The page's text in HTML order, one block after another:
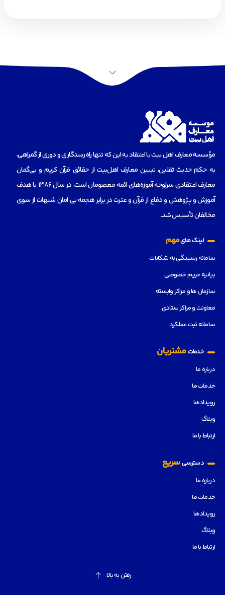
مؤسسه‌ معارف اهل بیت با اعتقاد به این که تنها راه رستگاری و دوری از گمراهی،
به حکم حدیث ثقلین، تبیین معارف اهل‌بیت از حقائق قرآن کریم و بی‌گمان
معارف اعتقادی سرلوحه آموزه‌های ائمه معصومان است، در سال 1386 با هدف
آموزش و پژوهش و دفاع از قرآن و عترت در برابر هجمه بی امان شبهات از سوی
مخالفان تأسیس شد.
لینک هایمهم
سامانه رسیدگی به شکایات
بیانیه حریم خصوصی
سازمان ها و مراکز وابسته
معاونت و مراکز ستادی
سامانه ثبت عملکرد
خدماتمشتریان
درباره ما
خدمات ما
رویدادها
وبلاگ
ارتباط با ما
دسترسیسریع
درباره ما
خدمات ما
رویدادها
وبلاگ
ارتباط با ما
رفتن به بالا